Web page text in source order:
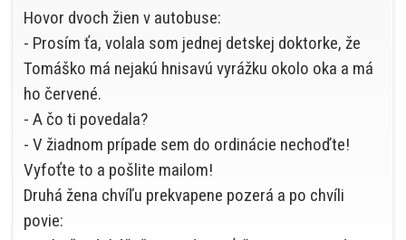
Hovor dvoch žien v autobuse:
- Prosím ťa, volala som jednej detskej doktorke, že
Tomáško má nejakú hnisavú vyrážku okolo oka a má
ho červené.
- A čo ti povedala?
- V žiadnom prípade sem do ordinácie nechoďte!
Vyfoťte to a pošlite mailom!
Druhá žena chvíľu prekvapene pozerá a po chvíli
povie: